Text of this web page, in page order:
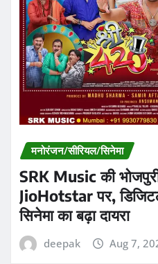
मनोरंजन/सीरियल/सिनेमा
SRK Music की
JioHotstar पर,
सिनेमा का बढ़ा दायरा
deepak Aug 7,